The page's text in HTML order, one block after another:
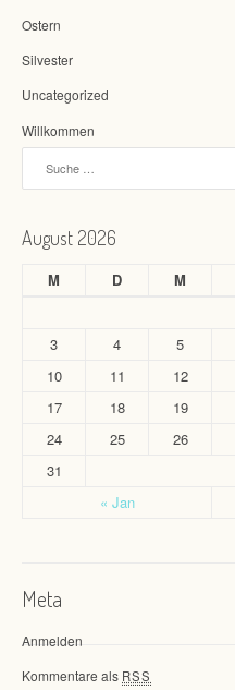
Ostern
Silvester
Uncategorized
Willkommen
August 2026
M D M
« Jan
3
4 5
10
11 12
17
18 19
24
25 26
31
Meta
Anmelden
Kommentare als RSS